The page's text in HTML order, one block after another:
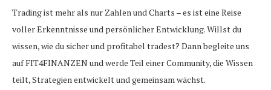
Trading ist mehr als nur Zahlen und Charts – es ist eine Reise
voller Erkenntnisse und persönlicher Entwicklung. Willst du
wissen, wie du sicher und profitabel tradest? Dann begleite uns
auf FIT4FINANZEN und werde Teil einer Community, die Wissen
teilt, Strategien entwickelt und gemeinsam wächst.